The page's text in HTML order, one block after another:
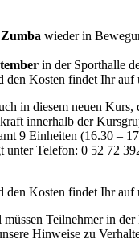
Zumba wieder in
in der Sporthalle
den Kosten findet Ihr auf
in diesem neuen Kurs,
innerhalb der
9 Einheiten (16.30 –
Telefon: 0 52 72
Kosten findet Ihr auf
Teilnehmer in
Hinweise zu